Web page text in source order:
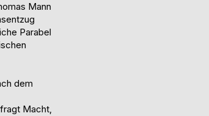
Mann
Parabel
dem
Macht,